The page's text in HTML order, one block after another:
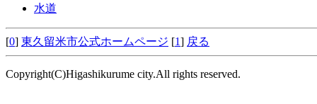
水道
[0] 東久留米市公式ホームページ [1] 戻る
Copyright(C)Higashikurume city.All rights reserved.